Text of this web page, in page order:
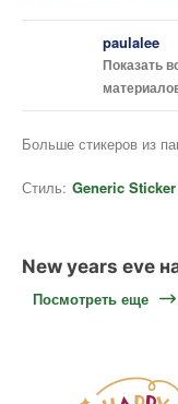
paulalee
Показать
Больше стикеров из
Стиль: Generic
New years eve
Посмотреть еще